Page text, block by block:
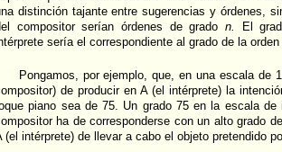
distinción tajante entre sugerencias y órdenes,
compositor serían órdenes de grado n.
El
sería el correspondiente al grado de la
Pongamos, por ejemplo, que, en una escala de
de producir en A (el intérprete) la
piano sea de 75. Un grado 75 en la escala de
ha de corresponderse con un alto grado
(el intérprete) de llevar a cabo el objeto pretendido